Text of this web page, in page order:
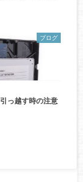
ブログ
っ越す時の注意